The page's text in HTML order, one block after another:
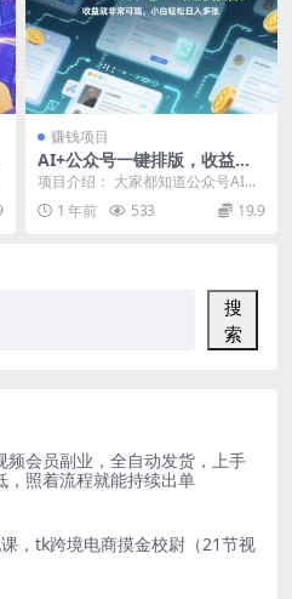
赚钱项目
AI+公众号一键排版，收益就
非常可观，小白轻松日入多张
项目介绍： 大家都知道公众号AI爆
文项目今年非常火，就是通过AI工
具撰写文章，发...
1 年前 533 19.9
搜
索
频会员副业，全自动发货，上手
，照着流程就能持续出单
，tk跨境电商摸金校尉（21节视